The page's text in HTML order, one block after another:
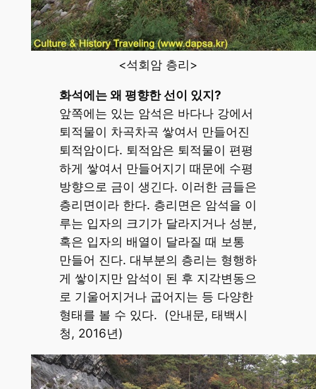
<석회암 층리>
화석에는 왜 평향한 선이 있지?
앞쪽에는 있는 암석은 바다나 강에서
퇴적물이 차곡차곡 쌓여서 만들어진
퇴적암이다. 퇴적암은 퇴적물이 편평
하게 쌓여서 만들어지기 때문에 수평
방향으로 금이 생긴다. 이러한 금들은
층리면이라 한다. 층리면은 암석을 이
루는 입자의 크기가 달라지거나 성분,
혹은 입자의 배열이 달라질 때 보통
만들어 진다. 대부분의 층리는 형행하
게 쌓이지만 암석이 된 후 지각변동으
로 기울어지거나 굽어지는 등 다양한
형태를 볼 수 있다. (안내문, 태백시
청, 2016년)